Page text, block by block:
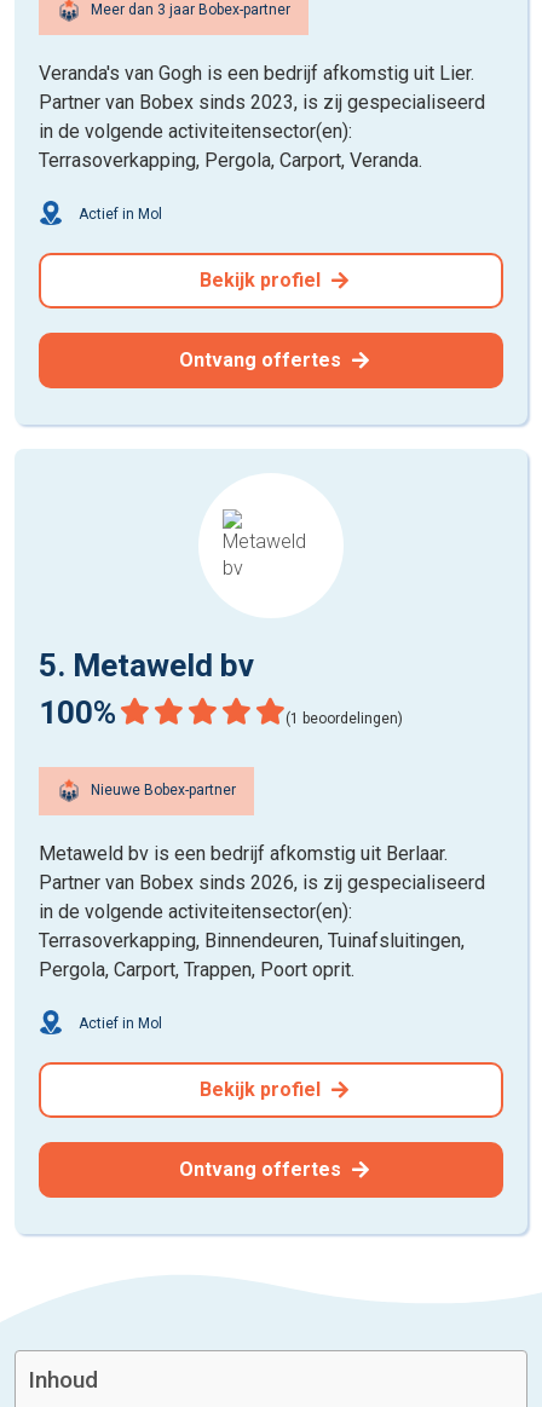
Meer dan 3 jaar Bobex-partner
Veranda's van Gogh is een bedrijf afkomstig uit Lier.
Partner van Bobex sinds 2023, is zij gespecialiseerd
in de volgende activiteitensector(en):
Terrasoverkapping, Pergola, Carport, Veranda.
Actief in Mol
Bekijk profiel
Ontvang offertes
5. Metaweld bv
100%
(1 beoordelingen)
Nieuwe Bobex-partner
Metaweld bv is een bedrijf afkomstig uit Berlaar.
Partner van Bobex sinds 2026, is zij gespecialiseerd
in de volgende activiteitensector(en):
Terrasoverkapping, Binnendeuren, Tuinafsluitingen,
Pergola, Carport, Trappen, Poort oprit.
Actief in Mol
Bekijk profiel
Ontvang offertes
Inhoud